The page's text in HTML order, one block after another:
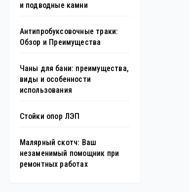
и подводные камни
Антипробуксовочные траки:
Обзор и Преимущества
Чаны для бани: преимущества,
виды и особенности
использования
Стойки опор ЛЭП
Малярный скотч: Ваш
незаменимый помощник при
ремонтных работах